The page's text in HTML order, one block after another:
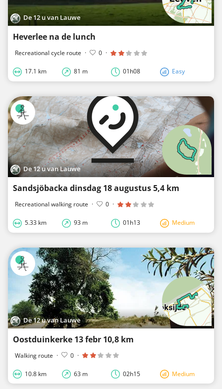
De 12 u van Lauwe
Heverlee na de lunch
Recreational cycle route · 0 ·
17.1 km 81 m 01h08 Easy
De 12 u van Lauwe
Sandsjöbacka dinsdag 18 augustus 5,4 km
Recreational walking route · 0 ·
5.33 km 93 m 01h13 Medium
De 12 u van Lauwe
Oostduinkerke 13 febr 10,8 km
Walking route · 0 ·
10.8 km 63 m 02h15 Medium